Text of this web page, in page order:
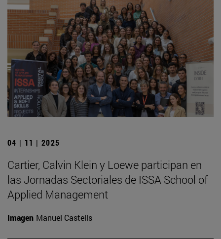
04 | 11 | 2025
Cartier, Calvin Klein y Loewe participan en
las Jornadas Sectoriales de ISSA School of
Applied Management
Imagen Manuel Castells